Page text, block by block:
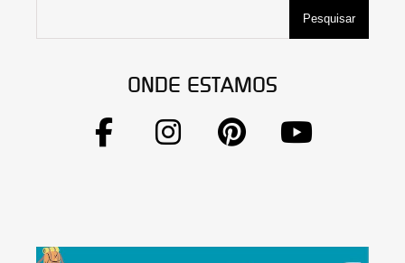
Pesquisar
ONDE ESTAMOS